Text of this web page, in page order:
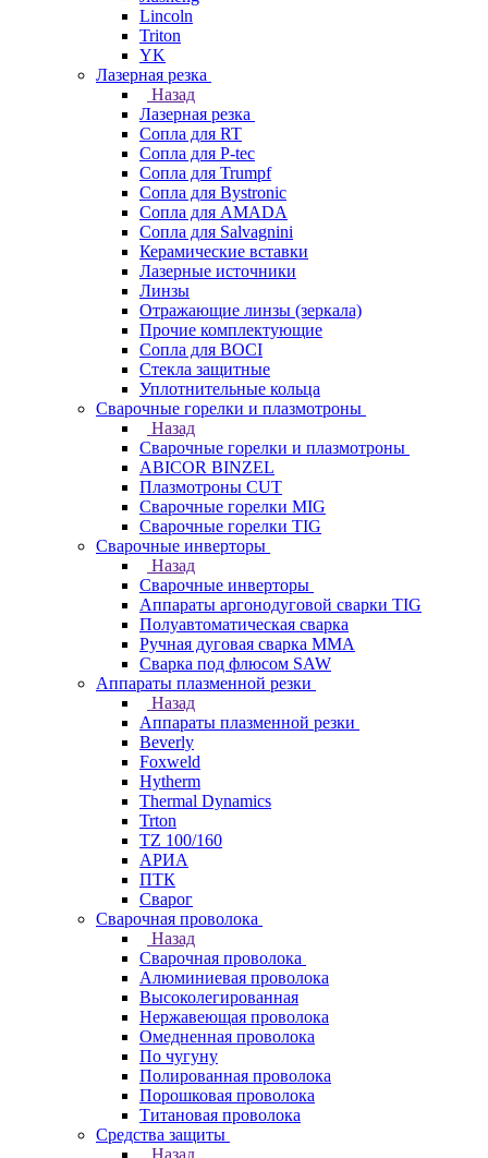
Lincoln
Triton
YK
Лазерная резка
Назад
Лазерная резка
Сопла для RT
Сопла для P-tec
Сопла для Trumpf
Сопла для Bystronic
Сопла для AMADA
Сопла для Salvagnini
Керамические вставки
Лазерные источники
Линзы
Отражающие линзы (зеркала)
Прочие комплектующие
Сопла для BOCI
Стекла защитные
Уплотнительные кольца
Сварочные горелки и плазмотроны
Назад
Сварочные горелки и плазмотроны
ABICOR BINZEL
Плазмотроны CUT
Сварочные горелки MIG
Сварочные горелки TIG
Сварочные инверторы
Назад
Сварочные инверторы
Аппараты аргонодуговой сварки TIG
Полуавтоматическая сварка
Ручная дуговая сварка MMA
Сварка под флюсом SAW
Аппараты плазменной резки
Назад
Аппараты плазменной резки
Beverly
Foxweld
Hytherm
Thermal Dynamics
Trton
TZ 100/160
АРИА
ПТК
Сварог
Сварочная проволока
Назад
Сварочная проволока
Алюминиевая проволока
Высоколегированная
Нержавеющая проволока
Омедненная проволока
По чугуну
Полированная проволока
Порошковая проволока
Титановая проволока
Средства защиты
Назад